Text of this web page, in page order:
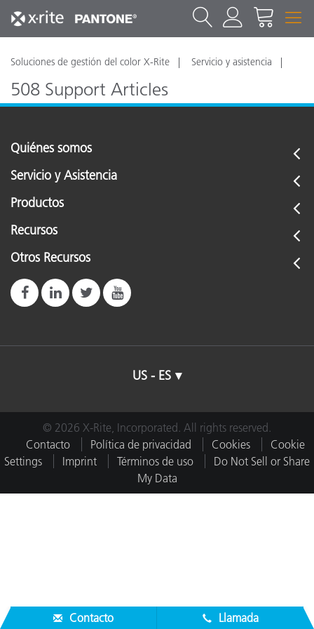
Soluciones de gestión del color X-Rite Servicio y asistencia
508 Support Articles
Quiénes somos
Servicio y Asistencia
Productos
Recursos
Otros Recursos
US - ES
© 2026 X-Rite, Incorporated. All rights reserved.
Contacto
Política de privacidad Cookies
Cookie
Settings
Imprint Términos de uso
Do Not Sell or Share
My Data
Contacto Llamada